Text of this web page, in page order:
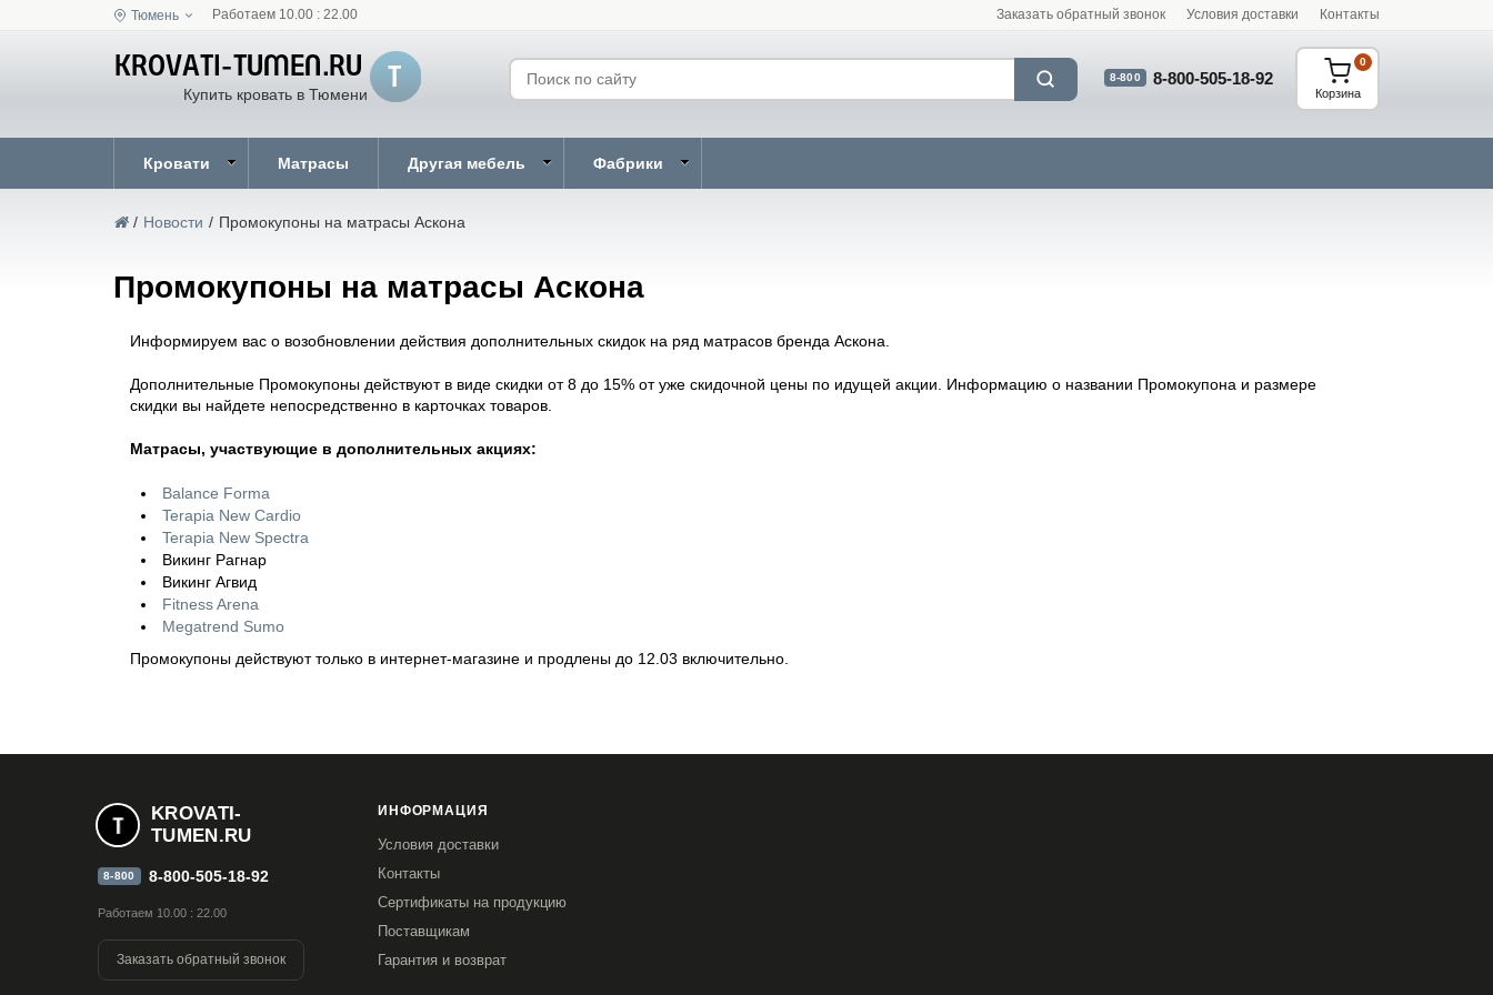
Тюмень Работаем 10.00 : 22.00 Заказать обратный звонок Условия доставки Контакты
Купить кровать в Тюмени
8-800 8-800-505-18-92
Корзина
0
Кровати Матрасы Другая мебель Фабрики
/ Новости / Промокупоны на матрасы Аскона
Промокупоны на матрасы Аскона
Информируем вас о возобновлении действия дополнительных скидок на ряд матрасов бренда Аскона.
Дополнительные Промокупоны действуют в виде скидки от 8 до 15% от уже скидочной цены по идущей акции. Информацию о названии Промокупона и размере
скидки вы найдете непосредственно в карточках товаров.
Матрасы, участвующие в дополнительных акциях:
Balance Forma
Terapia New Cardio
Terapia New Spectra
Викинг Рагнар
Викинг Агвид
Fitness Arena
Megatrend Sumo
Промокупоны действуют только в интернет-магазине и продлены до 12.03 включительно.
KROVATI-
TUMEN.RU
8-800 8-800-505-18-92
Работаем 10.00 : 22.00
Заказать обратный звонок
ИНФОРМАЦИЯ
Условия доставки
Контакты
Сертификаты на продукцию
Поставщикам
Гарантия и возврат